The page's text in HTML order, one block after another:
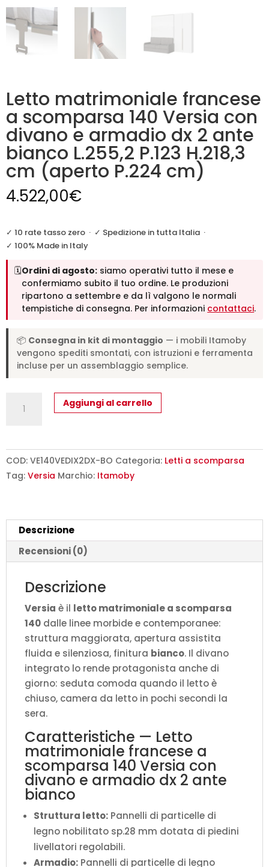
Letto matrimoniale francese
a scomparsa 140 Versia con
divano e armadio dx 2 ante
bianco L.255,2 P.123 H.218,3
cm (aperto P.224 cm)
4.522,00€
✓ 10 rate tasso zero · ✓ Spedizione in tutta Italia ·
✓ 100% Made in Italy
🗓️Ordini di agosto: siamo operativi tutto il mese e
confermiamo subito il tuo ordine. Le produzioni
ripartono a settembre e da lì valgono le normali
tempistiche di consegna. Per informazioni contattaci.
📦 Consegna in kit di montaggio — i mobili Itamoby
vengono spediti smontati, con istruzioni e ferramenta
incluse per un assemblaggio semplice.
matrimoniale
scomparsa
140
divano
armadio
dx
ante
bianco
L.255,2
P.123
H.218,3
(aperto
P.224
quantità
Aggiungi al carrello
COD: VE140VEDIX2DX-BO Categoria: Letti a scomparsa
Tag: Versia Marchio: Itamoby
Descrizione
Recensioni (0)
Descrizione
Versia è il letto matrimoniale a scomparsa
140 dalle linee morbide e contemporanee:
struttura maggiorata, apertura assistita
fluida e silenziosa, finitura bianco. Il divano
integrato lo rende protagonista anche di
giorno: seduta comoda quando il letto è
chiuso, camera da letto in pochi secondi la
sera.
Caratteristiche — Letto
matrimoniale francese a
scomparsa 140 Versia con
divano e armadio dx 2 ante
bianco
Struttura letto: Pannelli di particelle di
legno nobilitato sp.28 mm dotata di piedini
livellatori regolabili.
Armadio: Pannelli di particelle di legno